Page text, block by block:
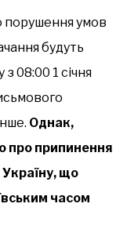
порушення умов
будуть
08:00 1 січня
Однак,
про припинення
Україну, що
часом